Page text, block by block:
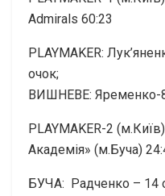
Admirals 60:23
PLAYMAKER:
очок;
ВИШНЕВЕ: Яременко-
PLAYMAKER-2
Академія» (м.Буча)
БУЧА: Радченко – 14